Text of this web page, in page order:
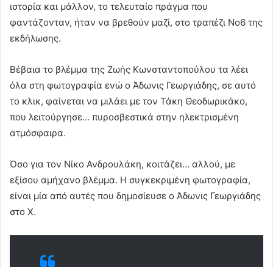
ιστορία και μάλλον, το τελευταίο πράγμα που
φαντάζονταν, ήταν να βρεθούν μαζί, στο τραπέζι Νο6 της
εκδήλωσης.
Βέβαια το βλέμμα της Ζωής Κωνσταντοπούλου τα λέει
όλα στη φωτογραφία ενώ ο Άδωνις Γεωργιάδης, σε αυτό
το κλικ, φαίνεται να μιλάει με τον Τάκη Θεοδωρικάκο,
που λειτούργησε… πυροσβεστικά στην ηλεκτρισμένη
ατμόσφαιρα.
Όσο για τον Νίκο Ανδρουλάκη, κοιτάζει… αλλού, με
εξίσου αμήχανο βλέμμα. Η συγκεκριμένη φωτογραφία,
είναι μία από αυτές που δημοσίευσε ο Άδωνις Γεωργιάδης
στο X.